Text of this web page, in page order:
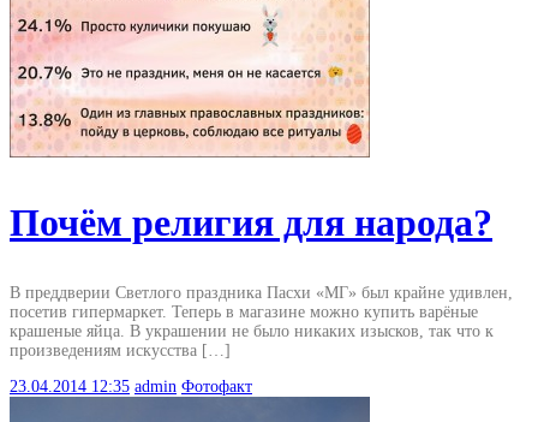
Почём религия для народа?
В преддверии Светлого праздника Пасхи «МГ» был крайне удивлен,
посетив гипермаркет. Теперь в магазине можно купить варёные
крашеные яйца. В украшении не было никаких изысков, так что к
произведениям искусства […]
23.04.2014 12:35 admin Фотофакт